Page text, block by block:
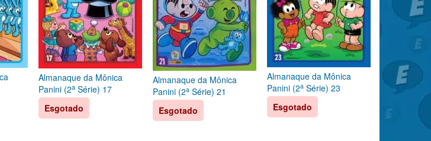
Almanaque da Mônica
Panini (2a Série) 17
Esgotado
Almanaque da Mônica
Panini (2a Série) 21
Esgotado
Almanaque da Mônica
Panini (2a Série) 23
Esgotado